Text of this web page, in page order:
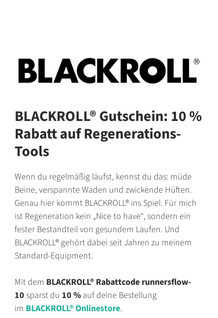
BLACKROLL® Gutschein: 10 %
Rabatt auf Regenerations-
Tools
Wenn du regelmäßig läufst, kennst du das: müde
Beine, verspannte Waden und zwickende Hüften.
Genau hier kommt BLACKROLL® ins Spiel. Für mich
ist Regeneration kein „Nice to have“, sondern ein
fester Bestandteil von gesundem Laufen. Und
BLACKROLL® gehört dabei seit Jahren zu meinem
Standard-Equipment.
Mit dem BLACKROLL® Rabattcode runnersflow-
10 sparst du 10 % auf deine Bestellung
im BLACKROLL® Onlinestore.